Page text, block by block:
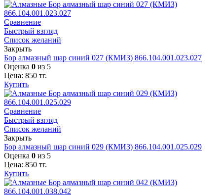
Сравнение
Быстрый взгляд
Список желаний
Закрыть
Бор алмазный шар синий 027 (КМИЗ) 866.104.001.023.027
Оценка 0 из 5
Цена: 850 тг.
Купить
Сравнение
Быстрый взгляд
Список желаний
Закрыть
Бор алмазный шар синий 029 (КМИЗ) 866.104.001.025.029
Оценка 0 из 5
Цена: 850 тг.
Купить